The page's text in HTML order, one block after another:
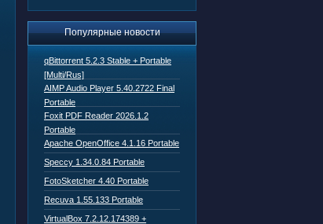
Популярные новости
qBittorrent 5.2.3 Stable + Portable
[Multi/Rus]
AIMP Audio Player 5.40.2722 Final
Portable
Foxit PDF Reader 2026.1.2
Portable
Apache OpenOffice 4.1.16 Portable
Speccy 1.34.0.84 Portable
FotoSketcher 4.40 Portable
Recuva 1.55.133 Portable
VirtualBox 7.2.12.174389 +